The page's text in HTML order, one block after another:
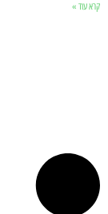
קרא עוד »